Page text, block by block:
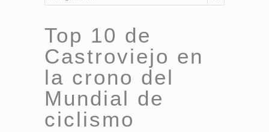
Top 10 de
Castroviejo en
la crono del
Mundial de
ciclismo